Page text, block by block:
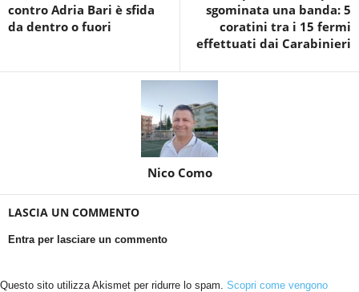
contro Adria Bari è sfida
da dentro o fuori
sgominata una banda: 5
coratini tra i 15 fermi
effettuati dai Carabinieri
Nico Como
LASCIA UN COMMENTO
Entra per lasciare un commento
Questo sito utilizza Akismet per ridurre lo spam. Scopri come vengono